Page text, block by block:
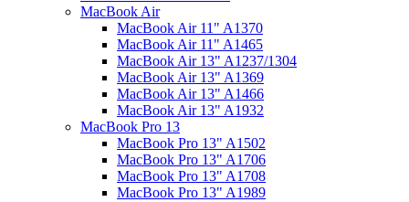
MacBook Air
MacBook Air 11" A1370
MacBook Air 11" A1465
MacBook Air 13" A1237/1304
MacBook Air 13" A1369
MacBook Air 13" A1466
MacBook Air 13" A1932
MacBook Pro 13
MacBook Pro 13" A1502
MacBook Pro 13" A1706
MacBook Pro 13" A1708
MacBook Pro 13" A1989